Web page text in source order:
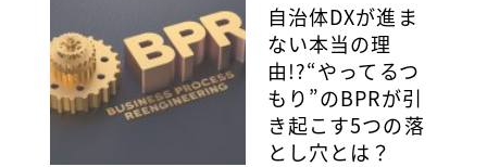
自治体DXが進ま
ない本当の理
由!?“やってるつ
もり”のBPRが引
き起こす5つの落
とし穴とは？